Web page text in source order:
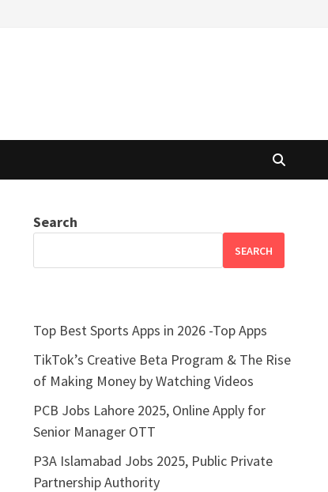
Search
SEARCH
Top Best Sports Apps in 2026 -Top Apps
TikTok’s Creative Beta Program & The Rise
of Making Money by Watching Videos
PCB Jobs Lahore 2025, Online Apply for
Senior Manager OTT
P3A Islamabad Jobs 2025, Public Private
Partnership Authority